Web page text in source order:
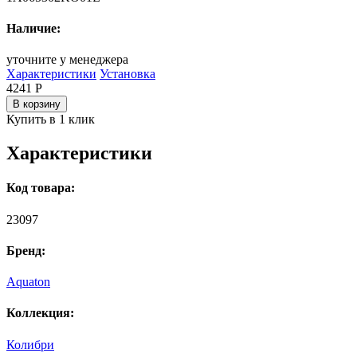
Наличие:
уточните у менеджера
Характеристики Установка
4241 Р
В корзину
Купить в 1 клик
Характеристики
Код товара:
23097
Бренд:
Aquaton
Коллекция:
Колибри